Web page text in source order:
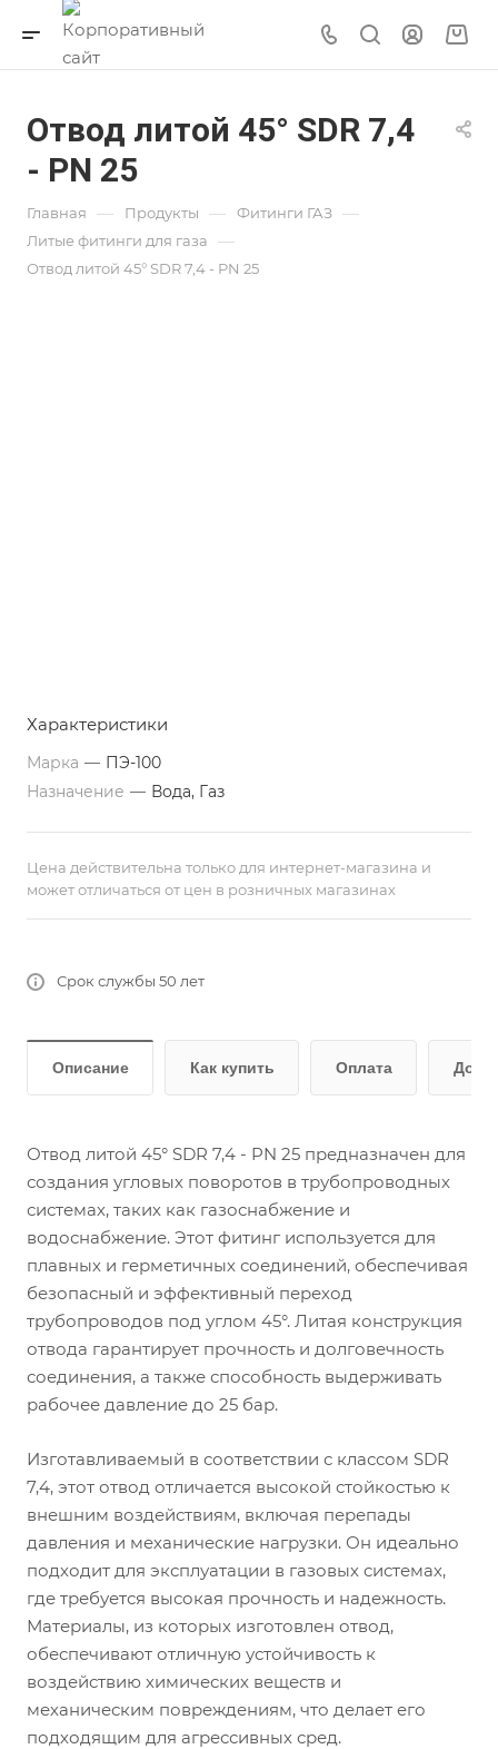
Отвод литой 45° SDR 7,4
- PN 25
Главная — Продукты — Фитинги ГАЗ —
Литые фитинги для газа —
Отвод литой 45° SDR 7,4 - PN 25
Характеристики
Марка — ПЭ-100
Назначение — Вода, Газ
Цена действительна только для интернет-магазина и
может отличаться от цен в розничных магазинах
Срок службы 50 лет
Описание Как купить Оплата
Отвод литой 45° SDR 7,4 - PN 25 предназначен для
создания угловых поворотов в трубопроводных
системах, таких как газоснабжение и
водоснабжение. Этот фитинг используется для
плавных и герметичных соединений, обеспечивая
безопасный и эффективный переход
трубопроводов под углом 45°. Литая конструкция
отвода гарантирует прочность и долговечность
соединения, а также способность выдерживать
рабочее давление до 25 бар.
Изготавливаемый в соответствии с классом SDR
7,4, этот отвод отличается высокой стойкостью к
внешним воздействиям, включая перепады
давления и механические нагрузки. Он идеально
подходит для эксплуатации в газовых системах,
где требуется высокая прочность и надежность.
Материалы, из которых изготовлен отвод,
обеспечивают отличную устойчивость к
воздействию химических веществ и
механическим повреждениям, что делает его
подходящим для агрессивных сред.